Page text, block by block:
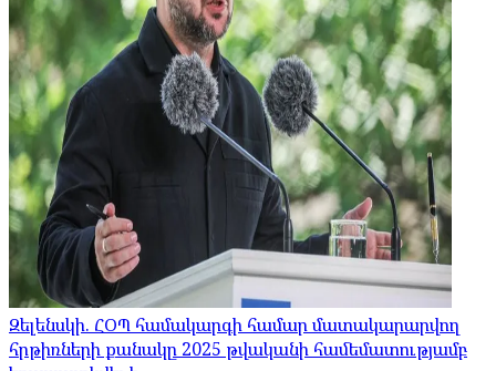
Զելենսկի. ՀՕՊ համակարգի համար մատակարարվող
հրթիռների քանակը 2025 թվականի համեմատությամբ